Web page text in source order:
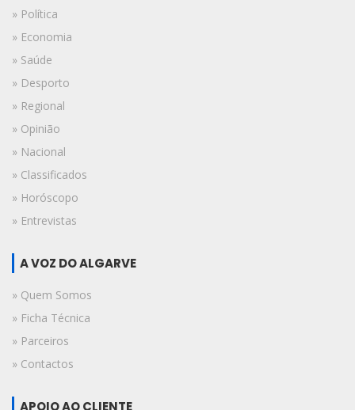
» Política
» Economia
» Saúde
» Desporto
» Regional
» Opinião
» Nacional
» Classificados
» Horóscopo
» Entrevistas
A VOZ DO ALGARVE
» Quem Somos
» Ficha Técnica
» Parceiros
» Contactos
APOIO AO CLIENTE